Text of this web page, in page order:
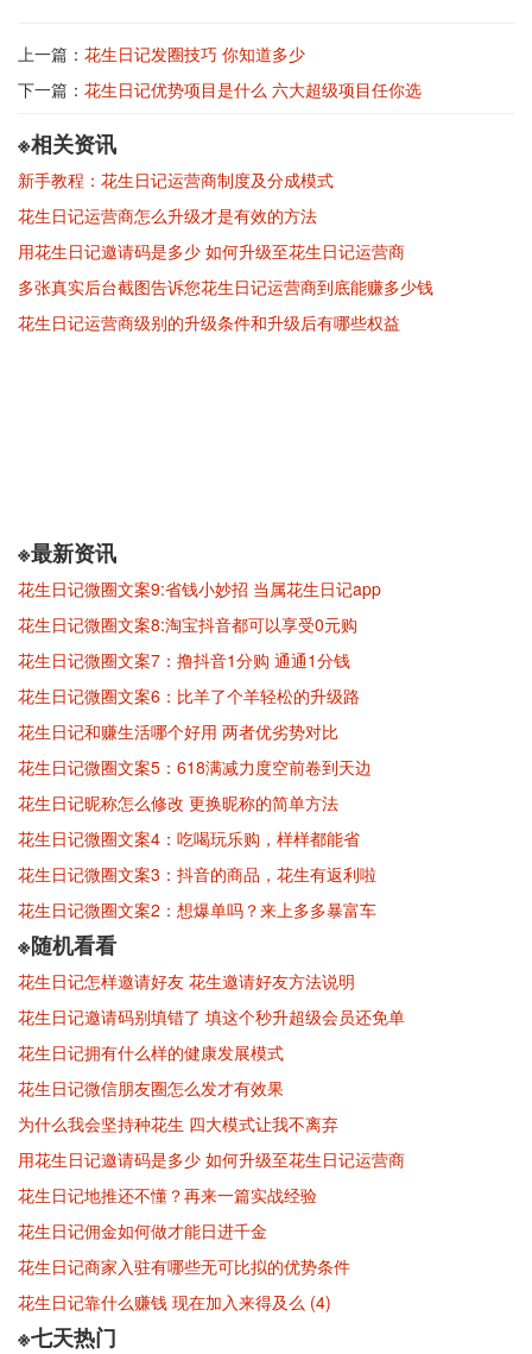
上一篇： 花生日记发圈技巧 你知道多少
下一篇： 花生日记优势项目是什么 六大超级项目任你选
※相关资讯
新手教程：花生日记运营商制度及分成模式
花生日记运营商怎么升级才是有效的方法
用花生日记邀请码是多少 如何升级至花生日记运营商
多张真实后台截图告诉您花生日记运营商到底能赚多少钱
花生日记运营商级别的升级条件和升级后有哪些权益
※最新资讯
花生日记微圈文案9:省钱小妙招 当属花生日记app
花生日记微圈文案8:淘宝抖音都可以享受0元购
花生日记微圈文案7：撸抖音1分购 通通1分钱
花生日记微圈文案6：比羊了个羊轻松的升级路
花生日记和赚生活哪个好用 两者优劣势对比
花生日记微圈文案5：618满减力度空前卷到天边
花生日记昵称怎么修改 更换昵称的简单方法
花生日记微圈文案4：吃喝玩乐购，样样都能省
花生日记微圈文案3：抖音的商品，花生有返利啦
花生日记微圈文案2：想爆单吗？来上多多暴富车
※随机看看
花生日记怎样邀请好友 花生邀请好友方法说明
花生日记邀请码别填错了 填这个秒升超级会员还免单
花生日记拥有什么样的健康发展模式
花生日记微信朋友圈怎么发才有效果
为什么我会坚持种花生 四大模式让我不离弃
用花生日记邀请码是多少 如何升级至花生日记运营商
花生日记地推还不懂？再来一篇实战经验
花生日记佣金如何做才能日进千金
花生日记商家入驻有哪些无可比拟的优势条件
花生日记靠什么赚钱 现在加入来得及么 (4)
※七天热门